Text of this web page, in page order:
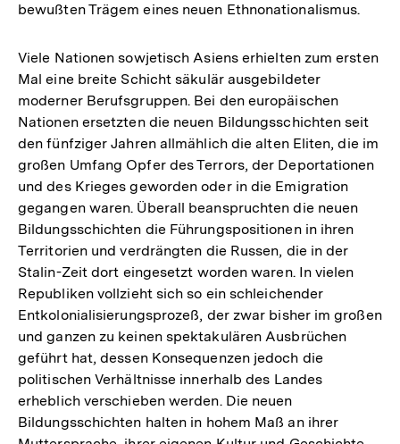
bewußten Trägem eines neuen Ethnonationalismus.
Viele Nationen sowjetisch Asiens erhielten zum ersten
Mal eine breite Schicht säkulär ausgebildeter
moderner Berufsgruppen. Bei den europäischen
Nationen ersetzten die neuen Bildungsschichten seit
den fünfziger Jahren allmählich die alten Eliten, die im
großen Umfang Opfer des Terrors, der Deportationen
und des Krieges geworden oder in die Emigration
gegangen waren. Überall beanspruchten die neuen
Bildungsschichten die Führungspositionen in ihren
Territorien und verdrängten die Russen, die in der
Stalin-Zeit dort eingesetzt worden waren. In vielen
Republiken vollzieht sich so ein schleichender
Entkolonialisierungsprozeß, der zwar bisher im großen
und ganzen zu keinen spektakulären Ausbrüchen
geführt hat, dessen Konsequenzen jedoch die
politischen Verhältnisse innerhalb des Landes
erheblich verschieben werden. Die neuen
Bildungsschichten halten in hohem Maß an ihrer